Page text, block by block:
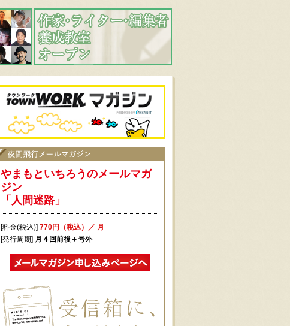
やまもといちろうのメールマガ
ジン
「人間迷路」
[料金(税込)] 770円（税込）／ 月
[発行周期] 月４回前後＋号外